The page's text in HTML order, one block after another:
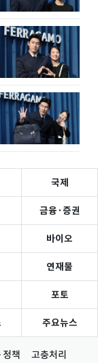
국제
금융·증권
바이오
연재물
포토
주요뉴스
정책 고충처리